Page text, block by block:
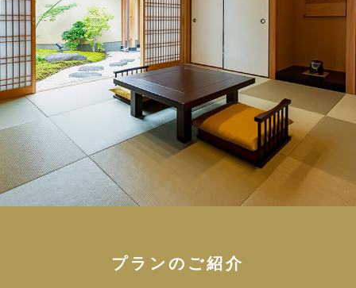
プランのご紹介